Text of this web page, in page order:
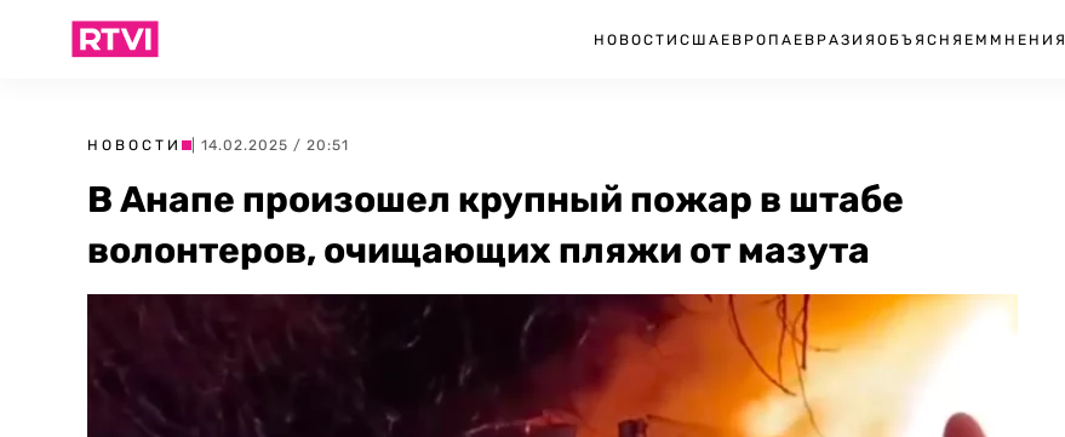
НОВОСТИ США ЕВРОПА ЕВРАЗИЯ ОБЪЯСНЯЕМ МНЕНИЯ
НОВОСТИ | 14.02.2025 / 20:51
В Анапе произошел крупный пожар в штабе
волонтеров, очищающих пляжи от мазута